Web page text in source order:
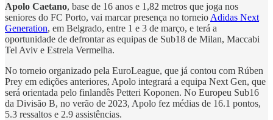
Apolo Caetano, base de 16 anos e 1,82 metros que joga nos
seniores do FC Porto, vai marcar presença no torneio Adidas Next
Generation, em Belgrado, entre 1 e 3 de março, e terá a
oportunidade de defrontar as equipas de Sub18 de Milan, Maccabi
Tel Aviv e Estrela Vermelha.
No torneio organizado pela EuroLeague, que já contou com Rúben
Prey em edições anteriores, Apolo integrará a equipa Next Gen, que
será orientada pelo finlandês Petteri Koponen. No Europeu Sub16
da Divisão B, no verão de 2023, Apolo fez médias de 16.1 pontos,
5.3 ressaltos e 2.9 assistências.